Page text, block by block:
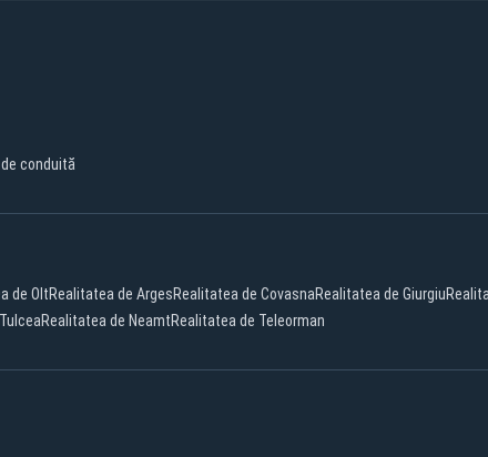
conduită
de OltRealitatea de ArgesRealitatea de CovasnaRealitatea de Giurgiu
Realitatea de NeamtRealitatea de Teleorman